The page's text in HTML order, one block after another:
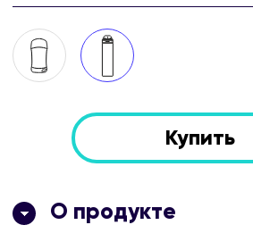
Купить
О продукте